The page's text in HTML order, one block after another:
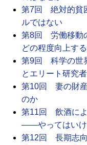
第7回 絶対的貧
ルではない
第8回 労働移動
どの程度向上す
第9回 科学の世
とエリート研究
第10回 妻の財産
のか
第11回 飲酒によ
――やってはいけ
第12回 長期志向